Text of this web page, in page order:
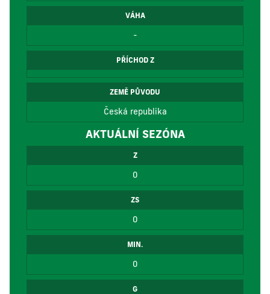
VÁHA
-
PŘÍCHOD Z
ZEMĚ PŮVODU
Česká republika
AKTUÁLNÍ SEZÓNA
Z
0
ZS
0
MIN.
0
G